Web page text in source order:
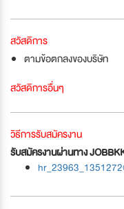
สวัสดิการ
ตามข้อตกลงของบริษัท
สวัสดิการอื่นๆ
วิธีการรับสมัครงาน
รับสมัครงานผ่านทาง